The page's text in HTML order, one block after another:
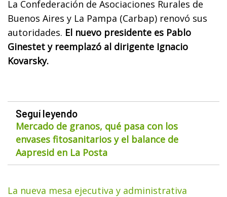
La Confederación de Asociaciones Rurales de
Buenos Aires y La Pampa (Carbap) renovó sus
autoridades. El nuevo presidente es Pablo
Ginestet y reemplazó al dirigente Ignacio
Kovarsky.
Seguí leyendo
Mercado de granos, qué pasa con los
envases fitosanitarios y el balance de
Aapresid en La Posta
La nueva mesa ejecutiva y administrativa